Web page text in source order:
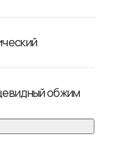
обжим